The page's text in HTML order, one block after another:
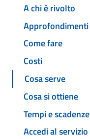
A chi è rivolto
Approfondimenti
Come fare
Costi
Cosa serve
Cosa si ottiene
Tempi e scadenze
Accedi al servizio